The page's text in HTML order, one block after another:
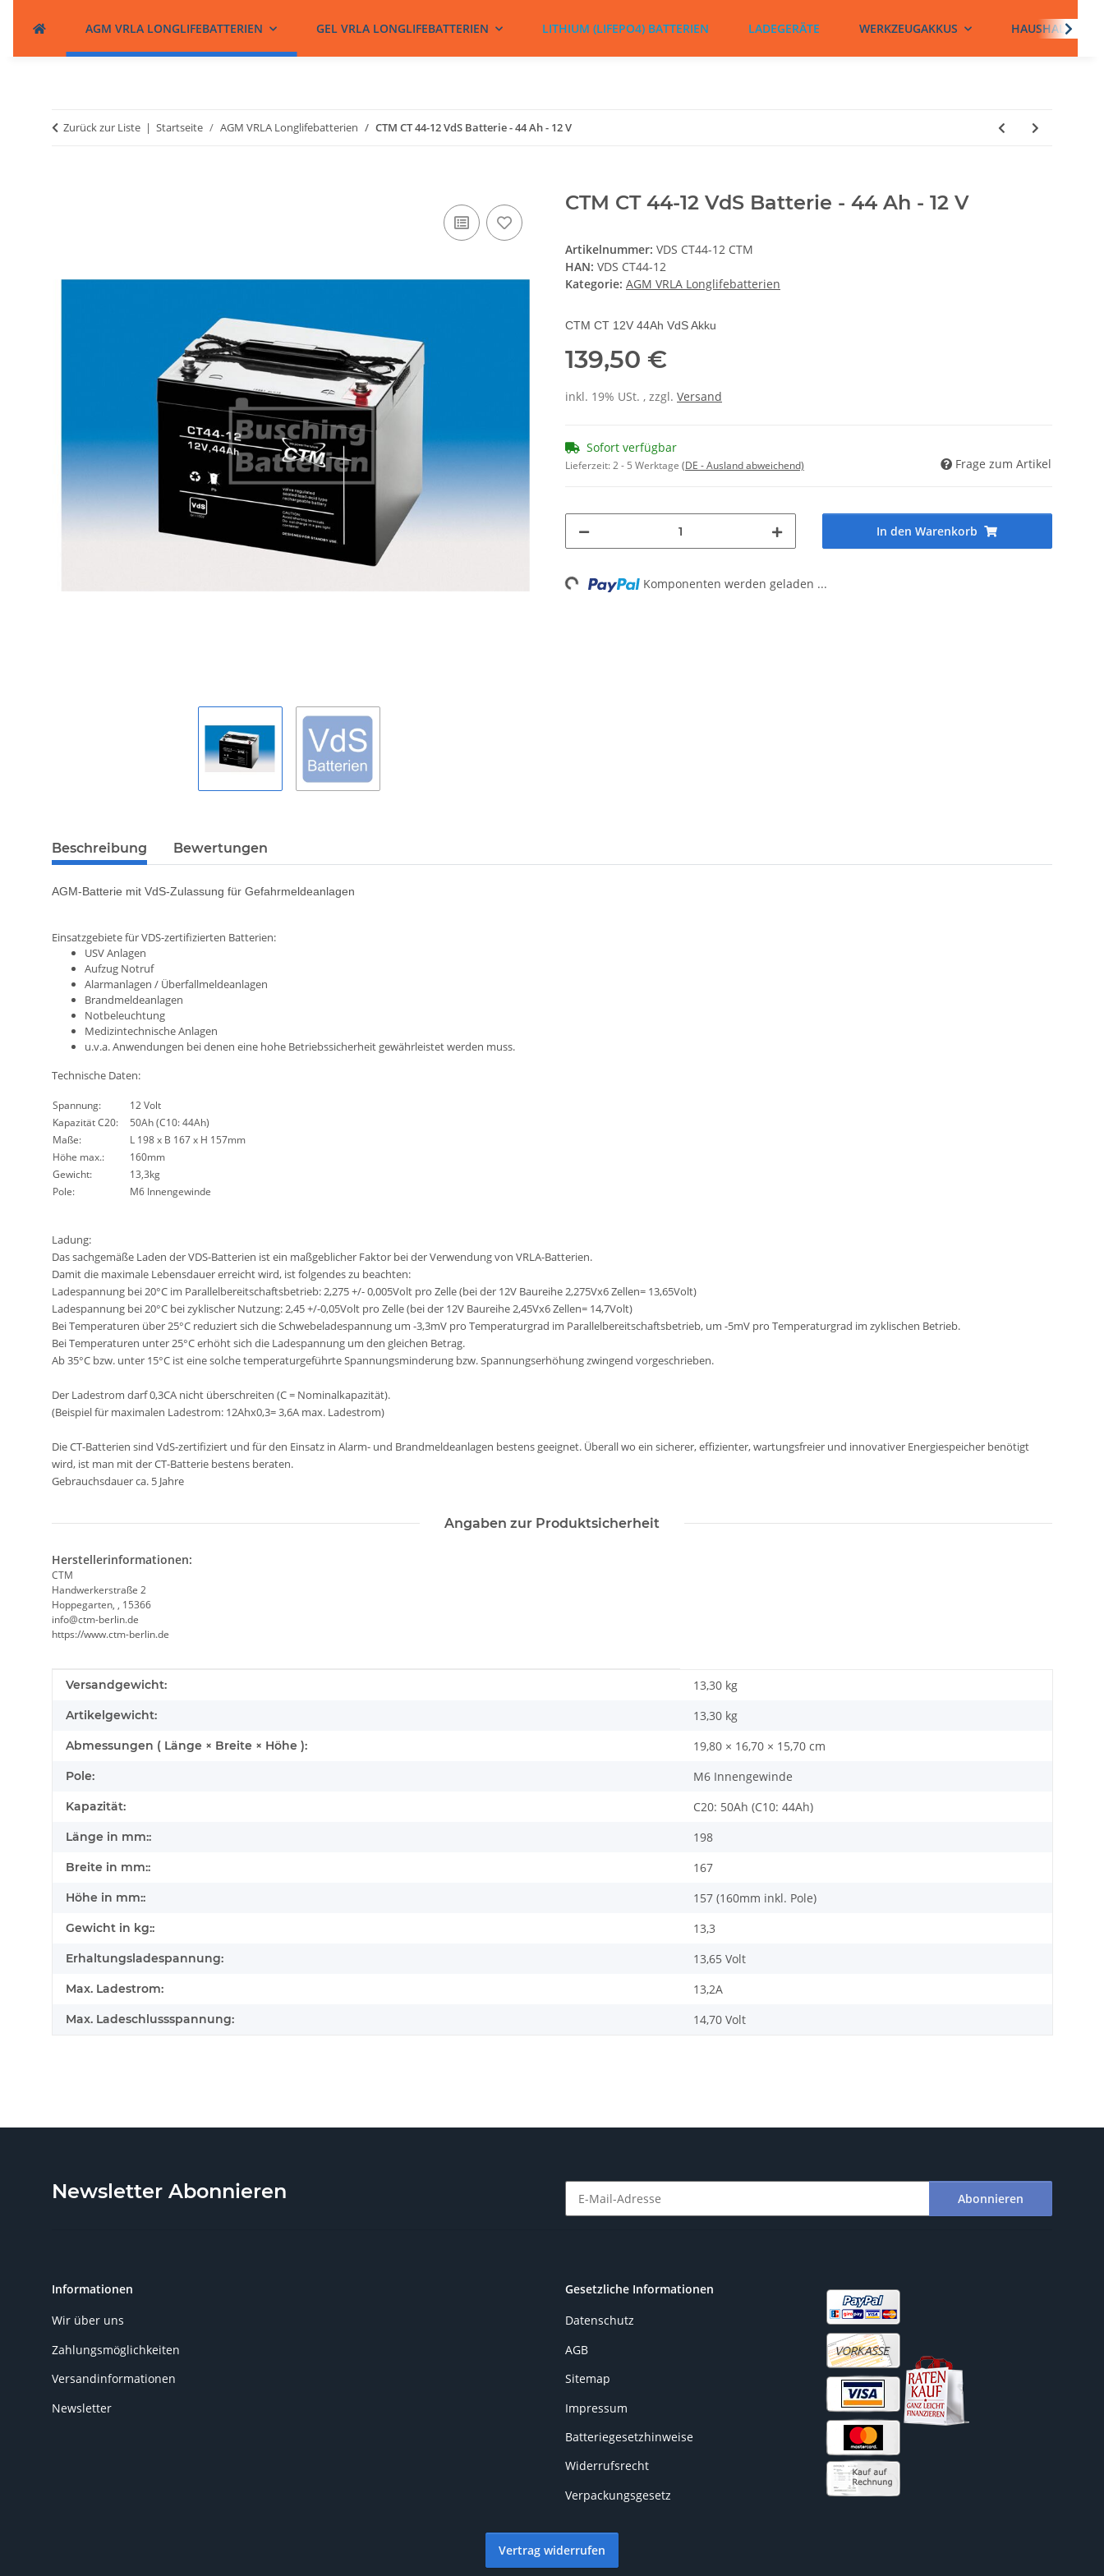
AGM VRLA LONGLIFEBATTERIEN GEL VRLA LONGLIFEBATTERIEN LITHIUM (LIFEPO4) BATTERIEN LADEGERÄTE WERKZEUGAKKUS
Zurück zur Liste Startseite AGM VRLA Longlifebatterien CTM CT 44-12 VdS Batterie - 44 Ah - 12 V
CTM CT 44-12 VdS Batterie - 44 Ah - 12 V
Artikelnummer: VDS CT44-12 CTM
HAN: VDS CT44-12
Kategorie: AGM VRLA Longlifebatterien
CTM CT 12V 44Ah VdS Akku
139,50 €
inkl. 19% USt. , zzgl. Versand
Sofort verfügbar
Lieferzeit:2 - 5 Werktage (DE - Ausland abweichend) Frage zum Artikel
In den Warenkorb
Loading... Komponenten werden geladen ...
Beschreibung Bewertungen
AGM-Batterie mit VdS-Zulassung für Gefahrmeldeanlagen
Einsatzgebiete für VDS-zertifizierten Batterien:
USV Anlagen
Aufzug Notruf
Alarmanlagen / Überfallmeldeanlagen
Brandmeldeanlagen
Notbeleuchtung
Medizintechnische Anlagen
u.v.a. Anwendungen bei denen eine hohe Betriebssicherheit gewährleistet werden muss.
Technische Daten:
Spannung:
12 Volt
Kapazität C20:
50Ah (C10: 44Ah)
Maße:
L 198 x B 167 x H 157mm
Höhe max.:
160mm
Gewicht:
13,3kg
Pole:
M6 Innengewinde
Ladung:
Das sachgemäße Laden der VDS-Batterien ist ein maßgeblicher Faktor bei der Verwendung von VRLA-Batterien.
Damit die maximale Lebensdauer erreicht wird, ist folgendes zu beachten:
Ladespannung bei 20°C im Parallelbereitschaftsbetrieb: 2,275 +/- 0,005Volt pro Zelle (bei der 12V Baureihe 2,275Vx6 Zellen= 13,65Volt)
Ladespannung bei 20°C bei zyklischer Nutzung: 2,45 +/-0,05Volt pro Zelle (bei der 12V Baureihe 2,45Vx6 Zellen= 14,7Volt)
Bei Temperaturen über 25°C reduziert sich die Schwebeladespannung um -3,3mV pro Temperaturgrad im Parallelbereitschaftsbetrieb, um -5mV pro Temperaturgrad im zyklischen Betrieb.
Bei Temperaturen unter 25°C erhöht sich die Ladespannung um den gleichen Betrag.
Ab 35°C bzw. unter 15°C ist eine solche temperaturgeführte Spannungsminderung bzw. Spannungserhöhung zwingend vorgeschrieben.
Der Ladestrom darf 0,3CA nicht überschreiten (C = Nominalkapazität).
(Beispiel für maximalen Ladestrom: 12Ahx0,3= 3,6A max. Ladestrom)
Die CT-Batterien sind VdS-zertifiziert und für den Einsatz in Alarm- und Brandmeldeanlagen bestens geeignet. Überall wo ein sicherer, effizienter, wartungsfreier und innovativer Energiespeicher benötigt
wird, ist man mit der CT-Batterie bestens beraten.
Gebrauchsdauer ca. 5 Jahre
Angaben zur Produktsicherheit
Herstellerinformationen:
CTM
Handwerkerstraße 2
Hoppegarten, , 15366
info@ctm-berlin.de
https://www.ctm-berlin.de
Produkteigenschaft
Wert
Versandgewicht: 13,30 kg
Artikelgewicht: 13,30 kg
Abmessungen ( Länge × Breite × Höhe ): 19,80 × 16,70 × 15,70 cm
Pole: M6 Innengewinde
Kapazität: C20: 50Ah (C10: 44Ah)
Länge in mm:: 198
Breite in mm:: 167
Höhe in mm:: 157 (160mm inkl. Pole)
Gewicht in kg:: 13,3
Erhaltungsladespannung: 13,65 Volt
Max. Ladestrom: 13,2A
Max. Ladeschlussspannung: 14,70 Volt
Newsletter Abonnieren
Abonnieren
Informationen
Wir über uns
Zahlungsmöglichkeiten
Versandinformationen
Newsletter
Gesetzliche Informationen
Datenschutz
AGB
Sitemap
Impressum
Batteriegesetzhinweise
Widerrufsrecht
Verpackungsgesetz
Vertrag widerrufen